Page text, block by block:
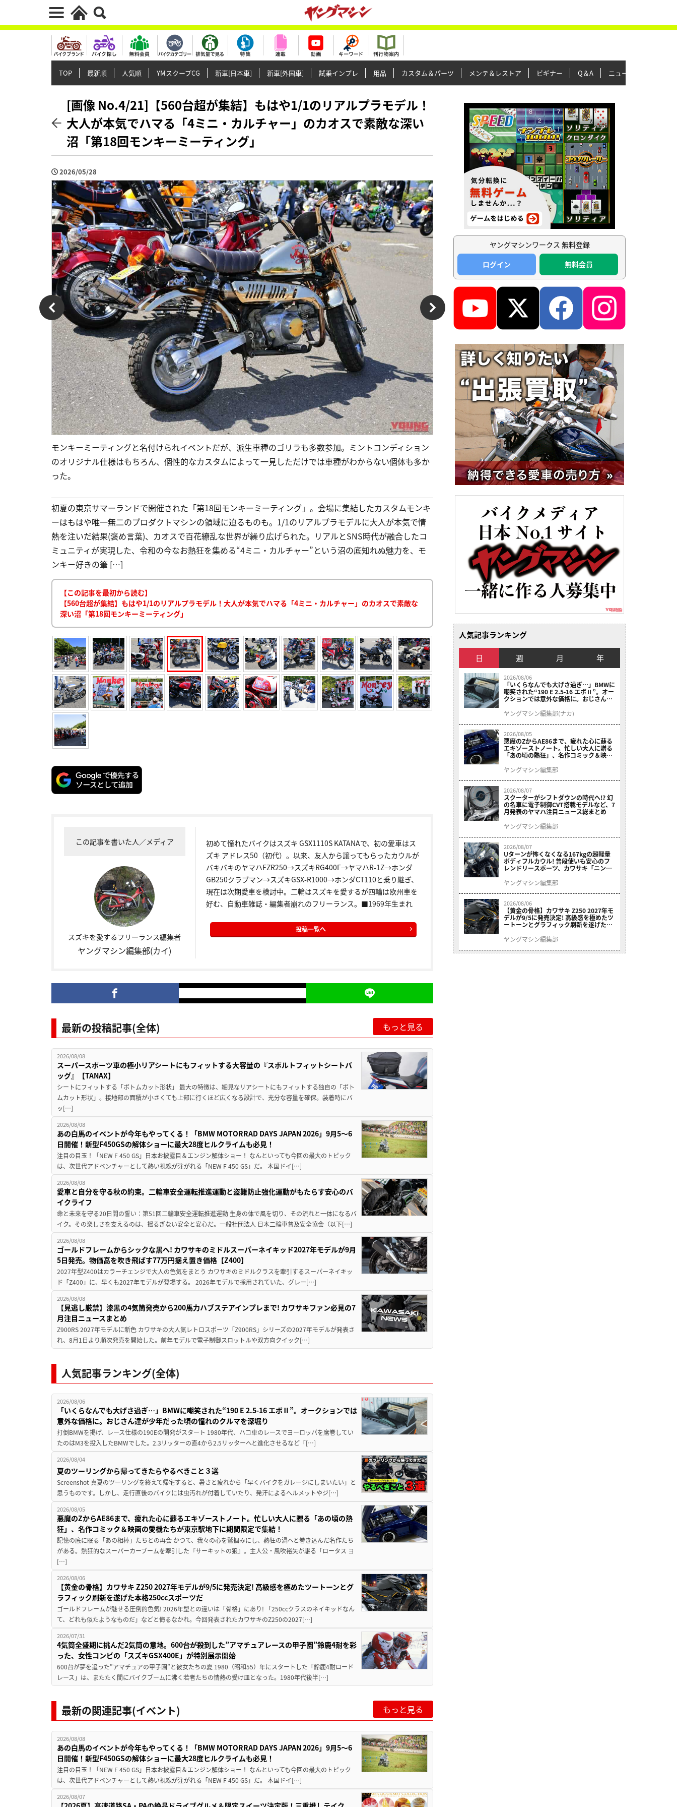
TOP 最新順 人気順 YMスクープCG 新車[日本車] 新車[外国車] 試乗インプレ 用品 カスタム＆パーツ メンテ＆レストア ビギナー Q＆A ニュース＆トピックス
[画像 No.4/21]【560台超が集結】もはや1/1のリアルプラモデル！
大人が本気でハマる「4ミニ・カルチャー」のカオスで素敵な深い
沼「第18回モンキーミーティング」
2026/05/28
モンキーミーティングと名付けられイベントだが、派生車種のゴリラも多数参加。ミントコンディション
のオリジナル仕様はもちろん、個性的なカスタムによって一見しただけでは車種がわからない個体も多か
った。
初夏の東京サマーランドで開催された「第18回モンキーミーティング」。会場に集結したカスタムモンキ
ーはもはや唯一無二のプロダクトマシンの領域に迫るものも。1/1のリアルプラモデルに大人が本気で情
熱を注いだ結果(褒め言葉)、カオスで百花繚乱な世界が繰り広げられた。リアルとSNS時代が融合したコ
ミュニティが実現した、令和の今なお熱狂を集める“4ミニ・カルチャー”という沼の底知れぬ魅力を、モ
ンキー好きの筆 […]
【この記事を最初から読む】
【560台超が集結】もはや1/1のリアルプラモデル！大人が本気でハマる「4ミニ・カルチャー」のカオスで素敵な
深い沼「第18回モンキーミーティング」
この記事を書いた人／メディア
スズキを愛するフリーランス編集者
ヤングマシン編集部(カイ)
初めて憧れたバイクはスズキ GSX1110S KATANAで、初の愛車はス
ズキ アドレス50（初代）。以来、友人から譲ってもらったカウルが
バキバキのヤマハFZR250→スズキRG400Γ→ヤマハR-1Z→ホンダ
GB250クラブマン→スズキGSX-R1000→ホンダCT110と乗り継ぎ、
現在は次期愛車を検討中。二輪はスズキを愛するが四輪は欧州車を
好む、自動車雑誌・編集者崩れのフリーランス。■1969年生まれ
投稿一覧へ
最新の投稿記事(全体) もっと見る
2026/08/08
スーパースポーツ車の極小リアシートにもフィットする大容量の『スポルトフィットシートバ
ッグ』【TANAX】
シートにフィットする「ボトムカット形状」 最大の特徴は、細見なリアシートにもフィットする独自の「ボト
ムカット形状」。接地部の面積が小さくても上部に行くほど広くなる設計で、充分な容量を確保。装着時にバ
ッ[…]
2026/08/08
あの白馬のイベントが今年もやってくる！「BMW MOTORRAD DAYS JAPAN 2026」9月5〜6
日開催！新型F450GSの解体ショーに最大28度ヒルクライムも必見！
注目の目玉！「NEW F 450 GS」日本お披露目＆エンジン解体ショー！ なんといっても今回の最大のトピック
は、次世代アドベンチャーとして熱い視線が注がれる「NEW F 450 GS」だ。 本国ドイ[…]
2026/08/08
愛車と自分を守る秋の約束。二輪車安全運転推進運動と盗難防止強化運動がもたらす安心のバ
イクライフ
命と未来を守る20日間の誓い：第51回二輪車安全運転推進運動 生身の体で風を切り、その流れと一体になるバ
イク。その楽しさを支えるのは、揺るぎない安全と安心だ。一般社団法人 日本二輪車普及安全協会（以下[…]
2026/08/08
ゴールドフレームからシックな黒へ! カワサキのミドルスーパーネイキッド2027年モデルが9月
5日発売。物価高を吹き飛ばす77万円据え置き価格【Z400】
2027年型Z400はカラーチェンジで大人の色気をまとう カワサキのミドルクラスを牽引するスーパーネイキッ
ド「Z400」に、早くも2027年モデルが登場する。 2026年モデルで採用されていた、グレー[…]
2026/08/08
【見逃し厳禁】漆黒の4気筒発売から200馬力ハブステアインプレまで! カワサキファン必見の7
月注目ニュースまとめ
Z900RS 2027年モデルに新色 カワサキの大人気レトロスポーツ「Z900RS」シリーズの2027年モデルが発表さ
れ、8月1日より順次発売を開始した。前年モデルで電子制御スロットルや双方向クイック[…]
人気記事ランキング(全体)
2026/08/06
「いくらなんでも大げさ過ぎ…」BMWに嘲笑された“190 E 2.5-16 エボⅡ”。オークションでは
意外な価格に。おじさん達が少年だった頃の憧れのクルマを深堀り
打倒BMWを掲げ、レース仕様の190Eの開発がスタート 1980年代、ハコ車のレースでヨーロッパを席巻してい
たのはM3を投入したBMWでした。2.3リッターの直4から2.5リッターへと進化させるなど「[…]
2026/08/04
夏のツーリングから帰ってきたらやるべきこと３選
Screenshot 真夏のツーリングを終えて帰宅すると、暑さと疲れから「早くバイクをガレージにしまいたい」と
思うものです。しかし、走行直後のバイクには虫汚れが付着していたり、発汗によるヘルメットやジ[…]
2026/08/05
悪魔のZからAE86まで、疲れた心に蘇るエキゾーストノート。忙しい大人に贈る「あの頃の熱
狂」、名作コミック＆映画の愛機たちが東京駅地下に期間限定で集結！
記憶の底に眠る「あの相棒」たちとの再会 かつて、我々の心を鷲掴みにし、熱狂の渦へと巻き込んだ名作たち
がある。熱狂的なスーパーカーブームを牽引した『サーキットの狼』。主人公・風吹裕矢が駆る「ロータス ヨ
[…]
2026/08/06
【黄金の骨格】カワサキ Z250 2027年モデルが9/5に発売決定! 高級感を極めたツートーンとグ
ラフィック刷新を遂げた本格250ccスポーツだ
ゴールドフレームが魅せる圧倒的色気! 2026年型との違いは「骨格」にあり! 「250ccクラスのネイキッドなん
て、どれも似たようなものだ」などと侮るなかれ。今回発表されたカワサキのZ250の2027[…]
2026/07/31
4気筒全盛期に挑んだ2気筒の意地。600台が殺到した”アマチュアレースの甲子園”鈴鹿4耐を彩
った、女性コンビの「スズキGSX400E」が特別展示開始
600台が夢を追った”アマチュアの甲子園”と彼女たちの夏 1980（昭和55）年にスタートした「鈴鹿4耐ロード
レース」は、またたく間にバイクブームに沸く若者たちの情熱の受け皿となった。1980年代後半[…]
最新の関連記事(イベント) もっと見る
2026/08/08
あの白馬のイベントが今年もやってくる！「BMW MOTORRAD DAYS JAPAN 2026」9月5〜6
日開催！新型F450GSの解体ショーに最大28度ヒルクライムも必見！
注目の目玉！「NEW F 450 GS」日本お披露目＆エンジン解体ショー！ なんといっても今回の最大のトピック
は、次世代アドベンチャーとして熱い視線が注がれる「NEW F 450 GS」だ。 本国ドイ[…]
2026/08/07
ヤングマシンワークス 無料登録
ログイン
無料会員
人気記事ランキング
日 週 月 年
2026/08/06
「いくらなんでも大げさ過ぎ…」BMWに
嘲笑された“190 E 2.5-16 エボⅡ”。オー
クションでは意外な価格に。おじさん達
ヤングマシン編集部(ナカ)
2026/08/05
悪魔のZからAE86まで、疲れた心に蘇る
エキゾーストノート。忙しい大人に贈る
「あの頃の熱狂」、名作コミック＆映画
結！
ヤングマシン編集部
2026/08/07
スクーターがシフトダウンの時代へ!? 幻
の名車に電子制御CVT搭載モデルなど、7
月発表のヤマハ注目ニュース総まとめ
ヤングマシン編集部
2026/08/07
Uターンが怖くなくなる167kgの超軽量
ボディフルカウル! 普段使いも安心のフ
レンドリースポーツ、カワサキ「ニンジ
9/5発売
ヤングマシン編集部
2026/08/06
【黄金の骨格】カワサキ Z250 2027年モ
デルが9/5に発売決定! 高級感を極めたツ
ートーンとグラフィック刷新を遂げた本
ヤングマシン編集部